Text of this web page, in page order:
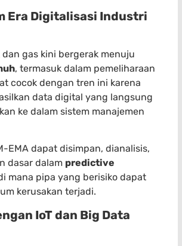
Era Digitalisasi Industri
gas kini bergerak menuju
, termasuk dalam pemeliharaan
cocok dengan tren ini karena
data digital yang langsung
ke dalam sistem manajemen
EMA dapat disimpan, dianalisis,
dasar dalam predictive
mana pipa yang berisiko dapat
kerusakan terjadi.
IoT dan Big Data